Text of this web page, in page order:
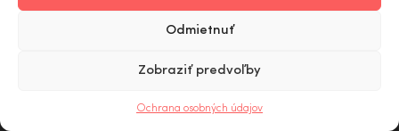
Odmietnuť
Zobraziť predvoľby
Ochrana osobných údajov